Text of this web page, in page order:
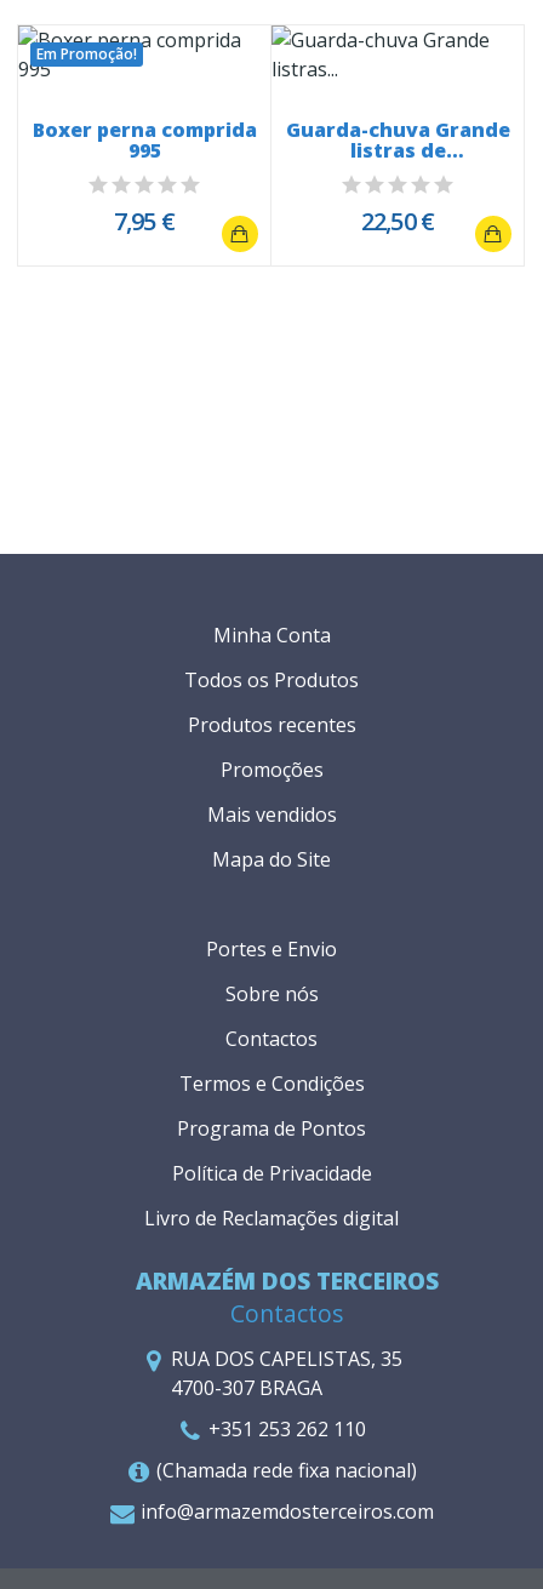
Em Promoção!
Boxer perna comprida
995
7,95 €
Guarda-chuva Grande
listras de
quadradinhos 21828
22,50 €
ARMAZÉM DOS TERCEIROS
Contactos
RUA DOS CAPELISTAS, 35
4700-307 BRAGA
+351 253 262 110
(Chamada rede fixa nacional)
info@armazemdosterceiros.com
Portes e Envio
Sobre nós
Contactos
Termos e Condições
Programa de Pontos
Política de Privacidade
Livro de Reclamações digital
Minha Conta
Todos os Produtos
Produtos recentes
Promoções
Mais vendidos
Mapa do Site